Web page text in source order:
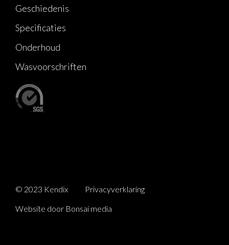
Geschiedenis
Specificaties
Onderhoud
Wasvoorschriften
© 2023 Kendix
Privacyverklaring
Website door Bonsai media